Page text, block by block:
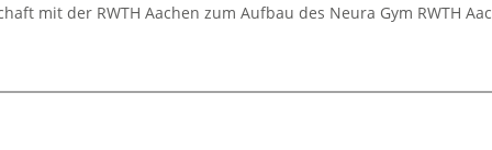
mit der RWTH Aachen zum Aufbau des Neura Gym RWTH